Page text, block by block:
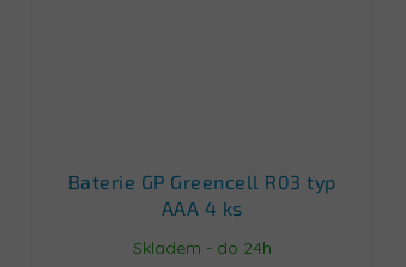
Baterie GP Greencell R03 typ
AAA 4 ks
Skladem - do 24h